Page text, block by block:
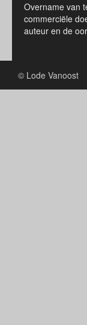
Overname van
commerciële
auteur en de
© Lode Vanoost